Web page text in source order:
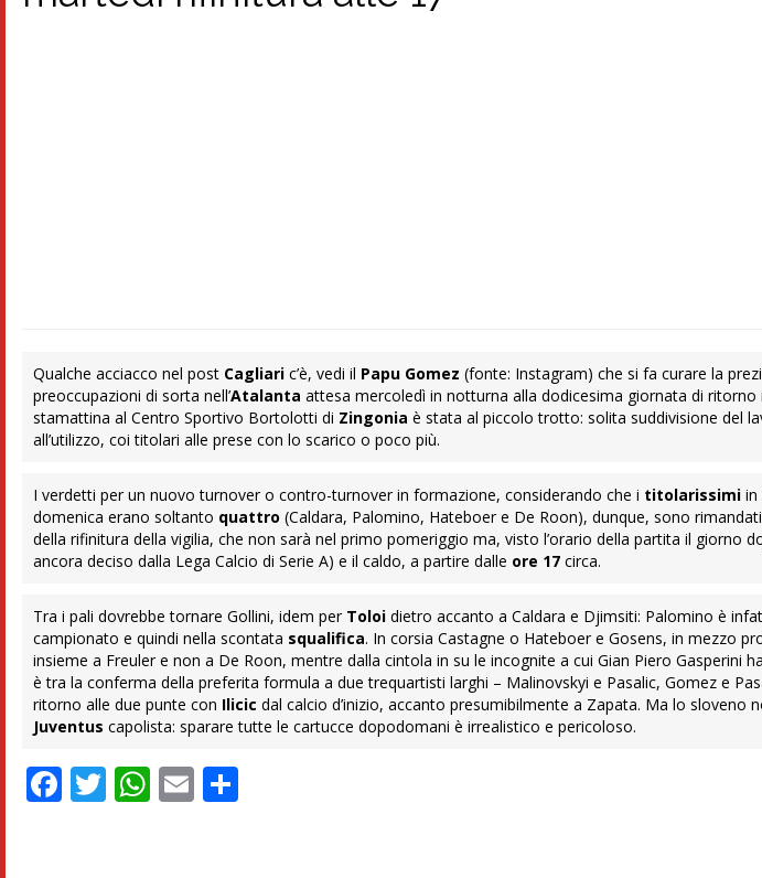
Qualche acciacco nel post Cagliari c’è, vedi il Papu Gomez (fonte: Instagram) che si fa curare la
preoccupazioni di sorta nell’Atalanta attesa mercoledì in notturna alla dodicesima giornata di ritorno
stamattina al Centro Sportivo Bortolotti di Zingonia è stata al piccolo trotto: solita suddivisione del
all’utilizzo, coi titolari alle prese con lo scarico o poco più.
I verdetti per un nuovo turnover o contro-turnover in formazione, considerando che i titolarissimi in
domenica erano soltanto quattro (Caldara, Palomino, Hateboer e De Roon), dunque, sono
della rifinitura della vigilia, che non sarà nel primo pomeriggio ma, visto l’orario della partita il giorno
ancora deciso dalla Lega Calcio di Serie A) e il caldo, a partire dalle ore 17 circa.
Tra i pali dovrebbe tornare Gollini, idem per Toloi dietro accanto a Caldara e Djimsiti: Palomino è
campionato e quindi nella scontata squalifica. In corsia Castagne o Hateboer e Gosens, in mezzo
insieme a Freuler e non a De Roon, mentre dalla cintola in su le incognite a cui Gian Piero Gasperini
è tra la conferma della preferita formula a due trequartisti larghi – Malinovskyi e Pasalic, Gomez e
ritorno alle due punte con Ilicic dal calcio d’inizio, accanto presumibilmente a Zapata. Ma lo sloveno
Juventus capolista: sparare tutte le cartucce dopodomani è irrealistico e pericoloso.
Facebook
Twitter
WhatsApp
Email